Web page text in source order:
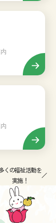
くの福祉活動を
実施！